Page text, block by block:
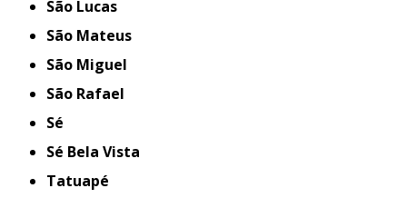
São Lucas
São Mateus
São Miguel
São Rafael
Sé
Sé Bela Vista
Tatuapé